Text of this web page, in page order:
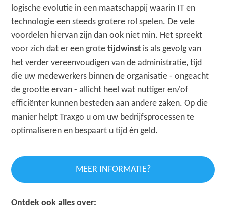
logische evolutie in een maatschappij waarin IT en
technologie een steeds grotere rol spelen. De vele
voordelen hiervan zijn dan ook niet min. Het spreekt
voor zich dat er een grotetijdwinst is als gevolg van
het verder vereenvoudigen van de administratie, tijd
die uw medewerkers binnen de organisatie - ongeacht
de grootte ervan - allicht heel wat nuttiger en/of
efficiënter kunnen besteden aan andere zaken. Op die
manier helpt Traxgo u om uw bedrijfsprocessen te
optimaliseren en bespaart u tijd én geld.
MEER INFORMATIE?
Ontdek ook alles over: